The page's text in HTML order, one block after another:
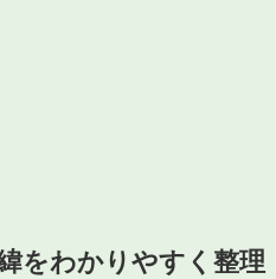
をわかりやすく整理